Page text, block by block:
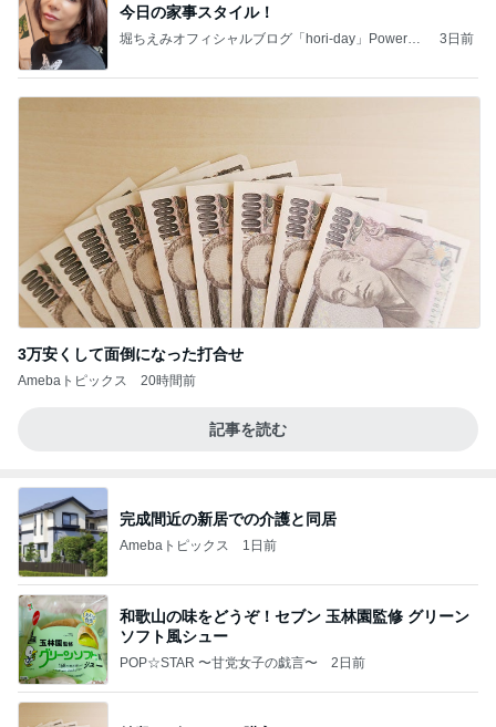
今日の家事スタイル！
堀ちえみオフィシャルブログ「hori-day」Powered
3日前
3万安くして面倒になった打合せ
Amebaトピックス 20時間前
記事を読む
完成間近の新居での介護と同居
Amebaトピックス 1日前
和歌山の味をどうぞ！セブン 玉林園監修 グリーン
ソフト風シュー
POP☆STAR 〜甘党女子の戯言〜 2日前